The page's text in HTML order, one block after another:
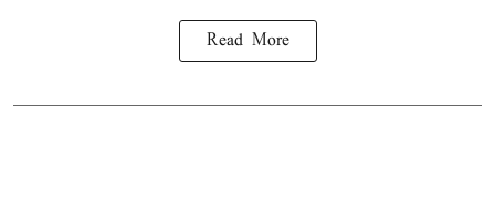
Read More